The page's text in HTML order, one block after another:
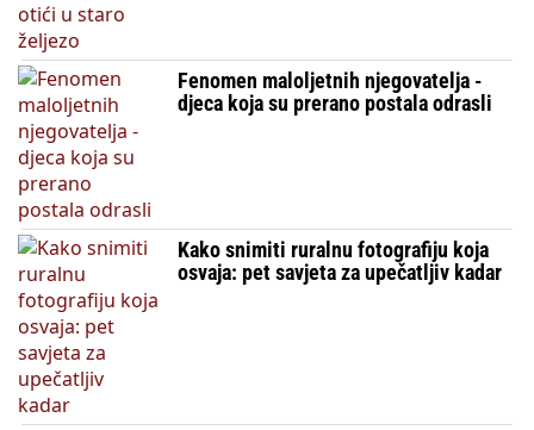
Fenomen maloljetnih njegovatelja -
djeca koja su prerano postala odrasli
Kako snimiti ruralnu fotografiju koja
osvaja: pet savjeta za upečatljiv kadar